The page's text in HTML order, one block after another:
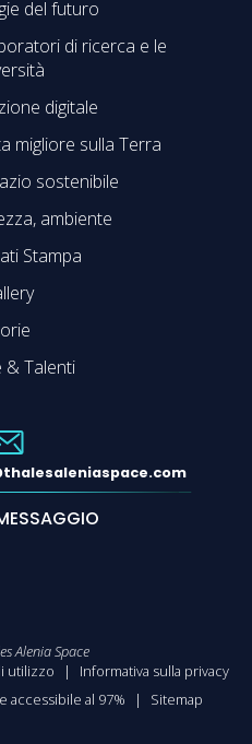
del futuro
di ricerca e le
digitale
migliore sulla Terra
sostenibile
ambiente
Stampa
& Talenti
Alenia Space
utilizzo
Informativa sulla privacy
accessibile al 97%
Sitemap